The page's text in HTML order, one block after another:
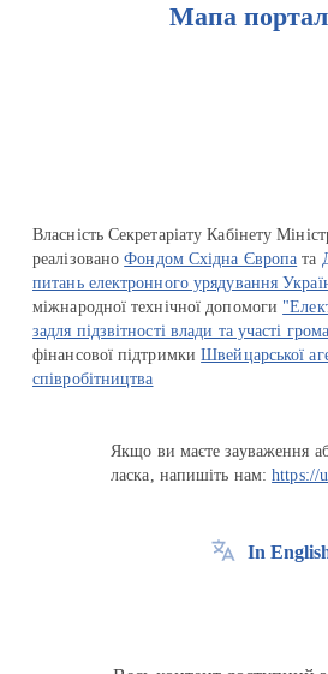
Мапа
Власність Секретаріату Кабінету
реалізованоФондом Східна Європа та
питань електронного урядування
міжнародної технічної допомоги
задля підзвітності влади та участі
фінансової підтримкиШвейцарської
співробітництва
Якщо ви маєте зауваження
ласка, напишіть нам:https://
In